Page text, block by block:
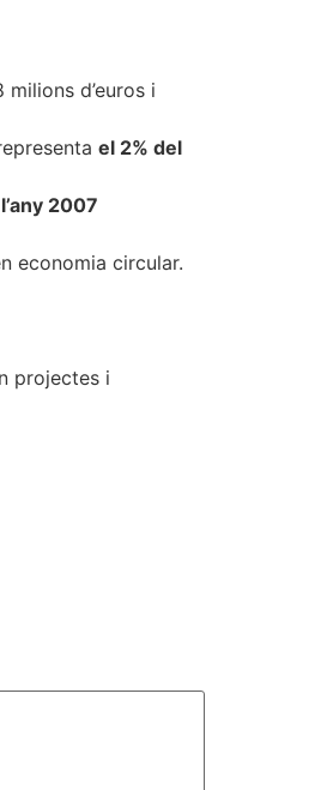
d’euros i
el 2% del
2007
economia circular.
projectes i